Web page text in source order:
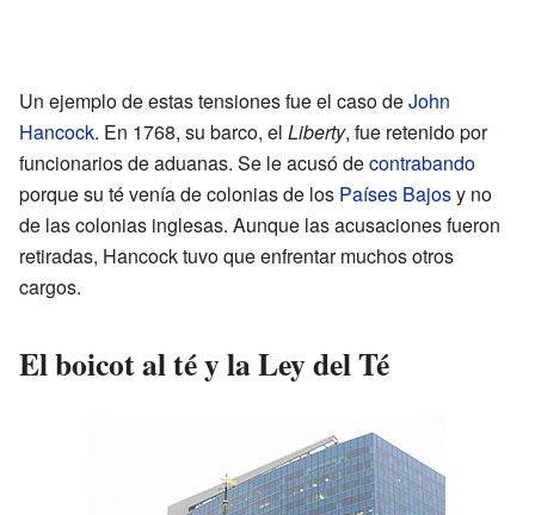
Un ejemplo de estas tensiones fue el caso deJohn
Hancock. En 1768, su barco, el Liberty, fue retenido por
funcionarios de aduanas. Se le acusó decontrabando
porque su té venía de colonias de los Países Bajosy no
de las colonias inglesas. Aunque las acusaciones fueron
retiradas, Hancock tuvo que enfrentar muchos otros
cargos.
El boicot al té y la Ley del Té